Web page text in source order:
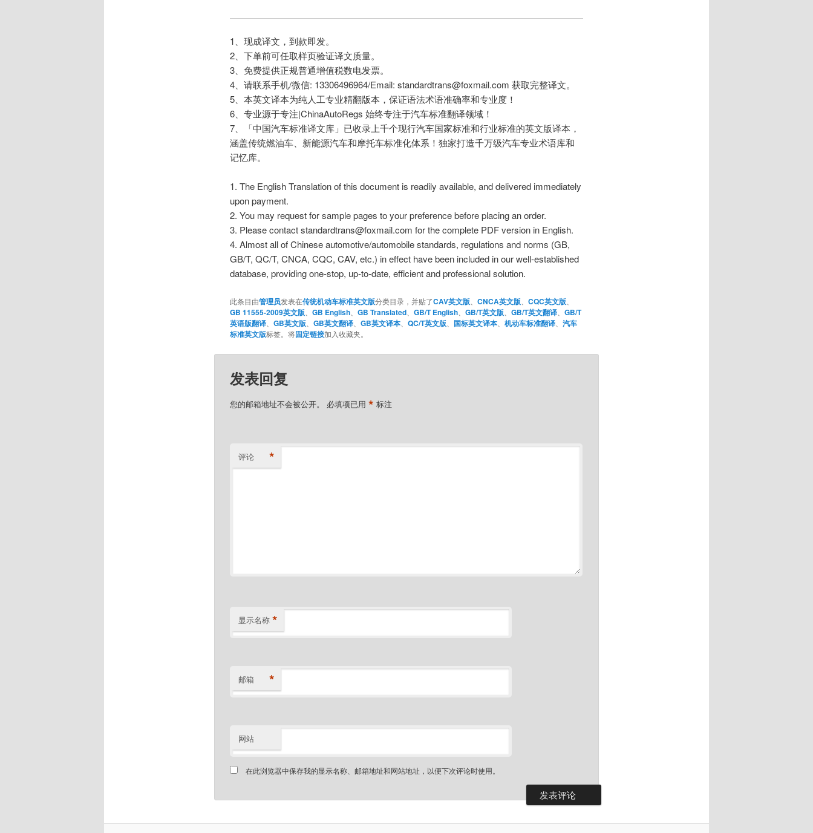
1、现成译文，到款即发。
2、下单前可任取样页验证译文质量。
3、免费提供正规普通增值税数电发票。
4、请联系手机/微信: 13306496964/Email: standardtrans@foxmail.com 获取完整译文。
5、本英文译本为纯人工专业精翻版本，保证语法术语准确率和专业度！
6、专业源于专注|ChinaAutoRegs 始终专注于汽车标准翻译领域！
7、「中国汽车标准译文库」已收录上千个现行汽车国家标准和行业标准的英文版译本，
涵盖传统燃油车、新能源汽车和摩托车标准化体系！独家打造千万级汽车专业术语库和
记忆库。
1. The English Translation of this document is readily available, and delivered immediately
upon payment.
2. You may request for sample pages to your preference before placing an order.
3. Please contact standardtrans@foxmail.com for the complete PDF version in English.
4. Almost all of Chinese automotive/automobile standards, regulations and norms (GB,
GB/T, QC/T, CNCA, CQC, CAV, etc.) in effect have been included in our well-established
database, providing one-stop, up-to-date, efficient and professional solution.
此条目由管理员发表在传统机动车标准英文版分类目录，并贴了CAV英文版 CNCA英文版 CQC英文版
GB 11555-2009英文版 GB English、 GB Translated、 GB/T English、 GB/T英文版 GB/T英文翻译、 GB/T
英语版翻译、 GB英文版 GB英文翻译、 GB英文译本、 QC/T英文版 国标英文译本、 机动车标准翻译、 汽车
标准英文版标签。将固定链接加入收藏夹。
发表回复
您的邮箱地址不会被公开。 必填项已用 * 标注
评论 *
显示名称 *
邮箱 *
网站
在此浏览器中保存我的显示名称、邮箱地址和网站地址，以便下次评论时使用。